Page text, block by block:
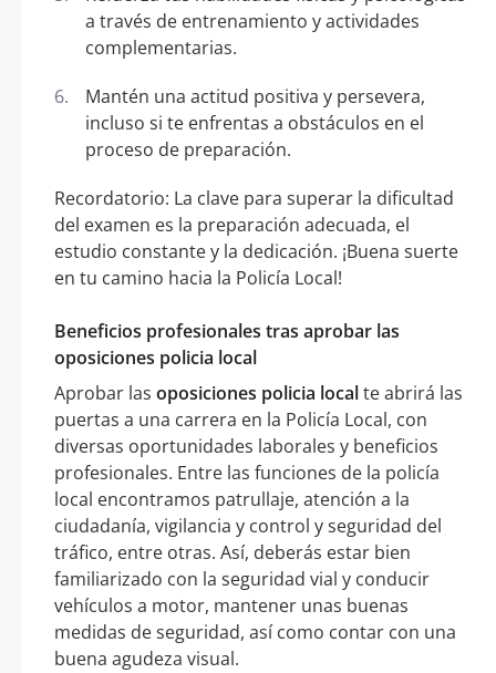
a través de entrenamiento y actividades
complementarias.
Mantén una actitud positiva y persevera,
incluso si te enfrentas a obstáculos en el
proceso de preparación.
Recordatorio: La clave para superar la dificultad
del examen es la preparación adecuada, el
estudio constante y la dedicación. ¡Buena suerte
en tu camino hacia la Policía Local!
Beneficios profesionales tras aprobar las
oposiciones policia local
Aprobar las oposiciones policia localte abrirá las
puertas a una carrera en la Policía Local, con
diversas oportunidades laborales y beneficios
profesionales. Entre las funciones de la policía
local encontramos patrullaje, atención a la
ciudadanía, vigilancia y control y seguridad del
tráfico, entre otras. Así, deberás estar bien
familiarizado con la seguridad vial y conducir
vehículos a motor, mantener unas buenas
medidas de seguridad, así como contar con una
buena agudeza visual.